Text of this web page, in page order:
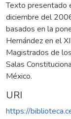
Texto presentado
diciembre del
basados en la
Hernández en el
Magistrados de
Salas
México.
URI
https://